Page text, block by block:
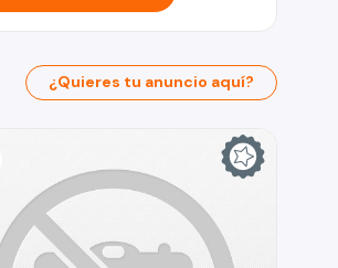
¿Quieres tu anuncio aquí?